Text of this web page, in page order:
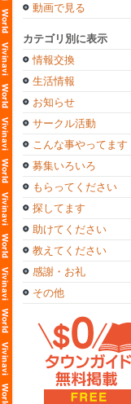
動画で見る
カテゴリ別に表示
情報交換
生活情報
お知らせ
サークル活動
こんな事やってます
募集いろいろ
もらってください
探してます
助けてください
教えてください
感謝・お礼
その他